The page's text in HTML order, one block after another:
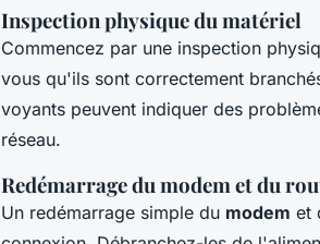
Inspection physique du matériel
Commencez par une inspection
vous qu'ils sont correctement
voyants peuvent indiquer des
réseau.
Redémarrage du modem et du
Un redémarrage simple du modem et